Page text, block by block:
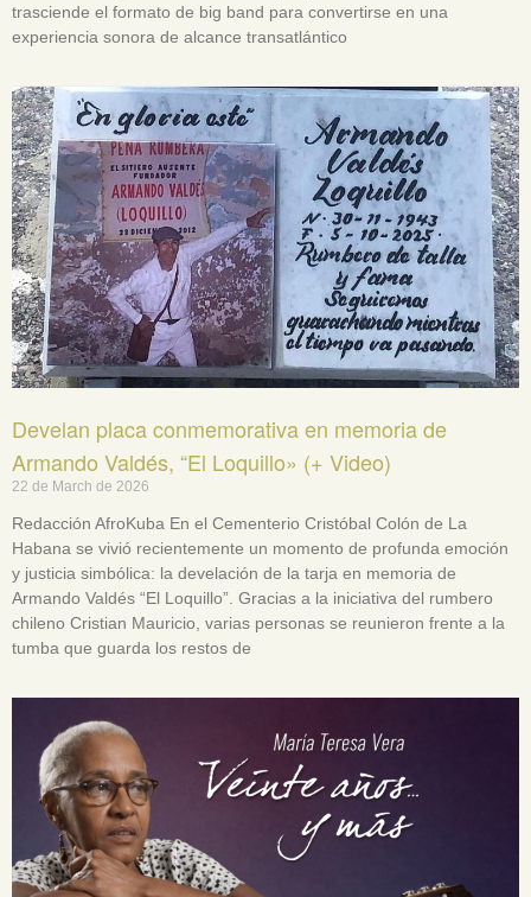
trasciende el formato de big band para convertirse en una
experiencia sonora de alcance transatlántico
Develan placa conmemorativa en memoria de
Armando Valdés, “El Loquillo» (+ Video)
22 de March de 2026
Redacción AfroKuba En el Cementerio Cristóbal Colón de La
Habana se vivió recientemente un momento de profunda emoción
y justicia simbólica: la develación de la tarja en memoria de
Armando Valdés “El Loquillo”. Gracias a la iniciativa del rumbero
chileno Cristian Mauricio, varias personas se reunieron frente a la
tumba que guarda los restos de